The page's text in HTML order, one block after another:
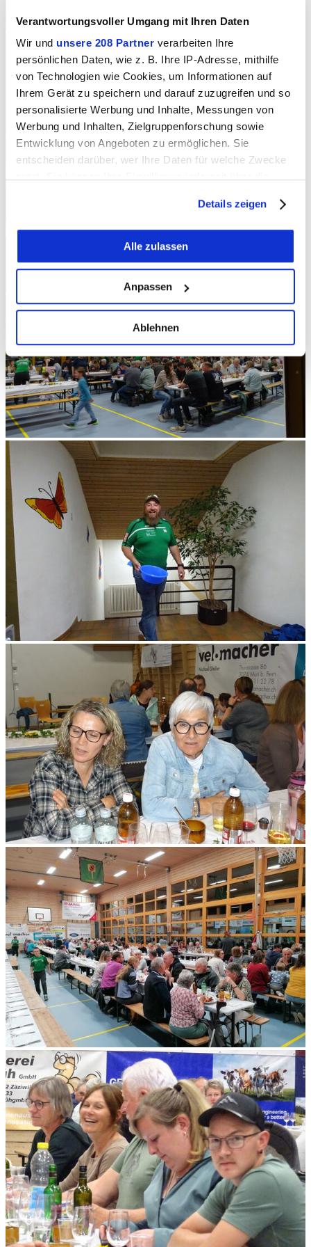
Verantwortungsvoller Umgang mit Ihren Daten
Wir und unsere 208 Partner verarbeiten Ihre
persönlichen Daten, wie z. B. Ihre IP-Adresse, mithilfe
von Technologien wie Cookies, um Informationen auf
Ihrem Gerät zu speichern und darauf zuzugreifen und so
personalisierte Werbung und Inhalte, Messungen von
Werbung und Inhalten, Zielgruppenforschung sowie
Entwicklung von Angeboten zu ermöglichen. Sie
entscheiden darüber, wer Ihre Daten für welche Zwecke
Trigger Symbol ändern oder widerrufen
Wenn Sie es erlauben, würden wir auch gerne:
Informationen über Ihre geografische Lage
Ihr Gerät durch aktives Scannen nach
bestimmten Merkmalen (Fingerprinting) identifizieren
Erfahren Sie mehr darüber, wie Ihre persönlichen Daten
verarbeitet werden, und legen Sie Ihre Präferenzen im
Abschnitt Einzelheiten fest.
Wir verwenden Cookies, um Inhalte und Anzeigen zu
personalisieren, Funktionen für soziale Medien anbieten
zu können und die Zugriffe auf unsere Website zu
analysieren. Außerdem geben wir Informationen zu Ihrer
Verwendung unserer Website an unsere Partner für
soziale Medien, Werbung und Analysen weiter. Unsere
Partner führen diese Informationen möglicherweise mit
weiteren Daten zusammen, die Sie ihnen bereitgestellt
haben oder die sie im Rahmen Ihrer Nutzung der Dienste
gesammelt haben.
Details zeigen
Alle zulassen
Anpassen
Ablehnen